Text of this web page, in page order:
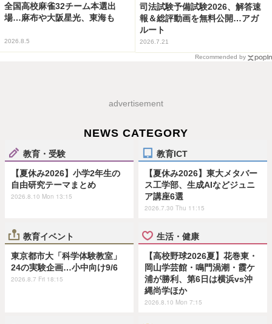
全国高校麻雀32チーム本選出
場…麻布や大阪星光、東海も
2026.8.5
司法試験予備試験2026、解答速
報＆総評動画を無料公開…アガ
ルート
2026.7.21
Recommended by
advertisement
NEWS CATEGORY
教育・受験
【夏休み2026】小学2年生の
自由研究テーマまとめ
2026.8.10 Mon 13:15
教育ICT
【夏休み2026】東大メタバー
ス工学部、生成AIなどジュニ
ア講座6選
2026.7.30 Thu 11:15
教育イベント
東京都市大「科学体験教室」
24の実験企画…小中向け9/6
2026.8.7 Fri 18:15
生活・健康
【高校野球2026夏】花巻東・
岡山学芸館・鳴門渦潮・霞ケ
浦が勝利、第6日は横浜vs沖
縄尚学ほか
2026.8.10 Mon 7:15